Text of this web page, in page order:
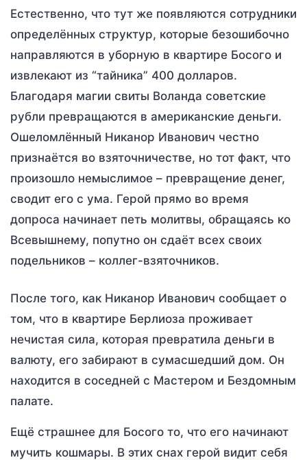
Естественно, что тут же появляются сотрудники
определённых структур, которые безошибочно
направляются в уборную в квартире Босого и
извлекают из “тайника” 400 долларов.
Благодаря магии свиты Воланда советские
рубли превращаются в американские деньги.
Ошеломлённый Никанор Иванович честно
признаётся во взяточничестве, но тот факт, что
произошло немыслимое – превращение денег,
сводит его с ума. Герой прямо во время
допроса начинает петь молитвы, обращаясь ко
Всевышнему, попутно он сдаёт всех своих
подельников – коллег-взяточников.
После того, как Никанор Иванович сообщает о
том, что в квартире Берлиоза проживает
нечистая сила, которая превратила деньги в
валюту, его забирают в сумасшедший дом. Он
находится в соседней с Мастером и Бездомным
палате.
Ещё страшнее для Босого то, что его начинают
мучить кошмары. В этих снах герой видит себя